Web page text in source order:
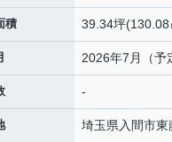
積 39.34坪(130.08
2026年7月（予
-
埼玉県 入間市東